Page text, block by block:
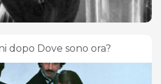
dopo Dove sono ora?